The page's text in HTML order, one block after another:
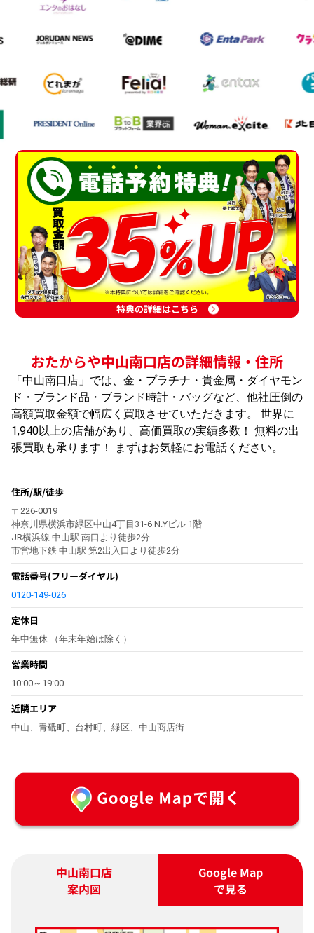
特典の詳細はこちら
おたからや中山南口店の詳細情報・住所
「中山南口店」では、金・プラチナ・貴金属・ダイヤモン
ド・ブランド品・ブランド時計・バッグなど、他社圧倒の
高額買取金額で幅広く買取させていただきます。 世界に
1,940以上の店舗があり、高価買取の実績多数！ 無料の出
張買取も承ります！ まずはお気軽にお電話ください。
住所/駅/徒歩
〒226-0019
神奈川県横浜市緑区中山4丁目31-6 N.Yビル 1階
JR横浜線 中山駅 南口より徒歩2分
市営地下鉄 中山駅 第2出入口より徒歩2分
電話番号(フリーダイヤル)
0120-149-026
定休日
年中無休 （年末年始は除く）
営業時間
10:00～19:00
近隣エリア
中山、青砥町、台村町、緑区、中山商店街
中山南口店
案内図
Google Map
で見る